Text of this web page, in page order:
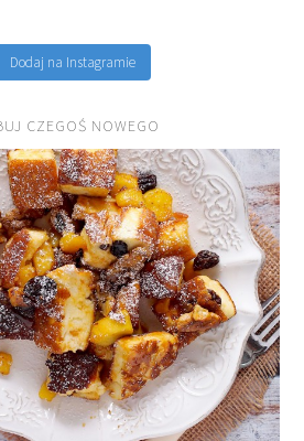
Dodaj na Instagramie
CZEGOŚ NOWEGO